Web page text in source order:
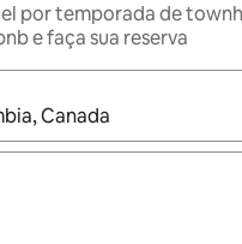
por temporada de
e faça sua reserva
estiverem